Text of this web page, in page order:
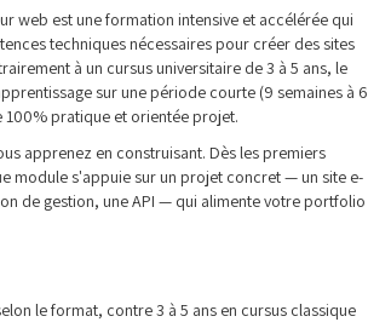
web est une formation intensive et accélérée qui
techniques nécessaires pour créer des sites
à un cursus universitaire de 3 à 5 ans, le
sur une période courte (9 semaines à 6
100% pratique et orientée projet.
apprenez en construisant. Dès les premiers
module s'appuie sur un projet concret — un site e-
de gestion, une API — qui alimente votre portfolio
le format, contre 3 à 5 ans en cursus classique